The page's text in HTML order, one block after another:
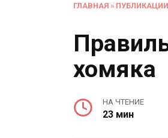
ГЛАВНАЯ » ПУБЛИКАЦИИ
хомяка
НА ЧТЕНИЕ
23 мин